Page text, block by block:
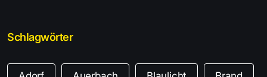
Schlagwörter